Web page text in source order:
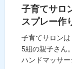
子育てサ
スプレー作
子育てサロンは
5組の親子さん。
ハンドマッサー